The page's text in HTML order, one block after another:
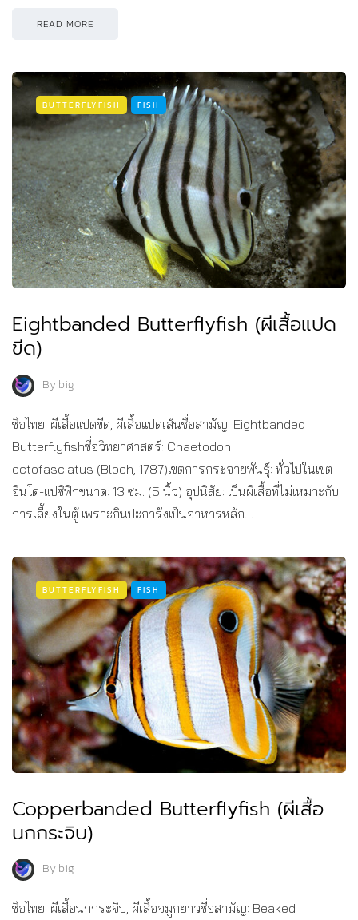
READ MORE
BUTTERFLYFISH FISH
Eightbanded Butterflyfish (ผีเสื้อแปด
ขีด)
Bybig
ชื่อไทย: ผีเสื้อแปดขีด, ผีเสื้อแปดเส้นชื่อสามัญ: Eightbanded
Butterflyfishชื่อวิทยาศาสตร์: Chaetodon
octofasciatus (Bloch, 1787)เขตการกระจายพันธุ์: ทั่วไปในเขต
อินโด-แปซิฟิกขนาด: 13 ซม. (5 นิ้ว) อุปนิสัย: เป็นผีเสื้อที่ไม่เหมาะกับ
การเลี้ยงในตู้ เพราะกินปะการังเป็นอาหารหลัก…
BUTTERFLYFISH FISH
Copperbanded Butterflyfish (ผีเสื้อ
นกกระจิบ)
Bybig
ชื่อไทย: ผีเสื้อนกกระจิบ, ผีเสื้อจมูกยาวชื่อสามัญ: Beaked